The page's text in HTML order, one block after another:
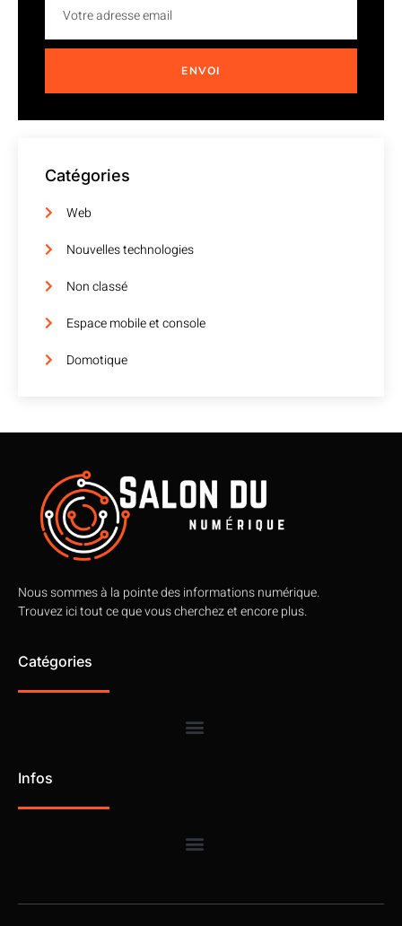
ENVOI
Catégories
Web
Nouvelles technologies
Non classé
Espace mobile et console
Domotique
Nous sommes à la pointe des informations numérique.
Trouvez ici tout ce que vous cherchez et encore plus.
Catégories
Infos